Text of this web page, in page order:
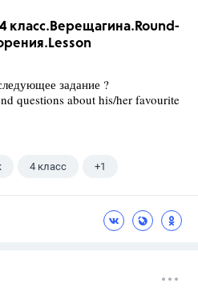
класс.Верещагина.Round-
задание ?
questions about his/her favourite
4 класс +1